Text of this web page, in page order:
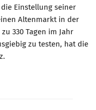
Einstellung seiner
Altenmarkt in der
330 Tagen im Jahr
zu testen, hat die